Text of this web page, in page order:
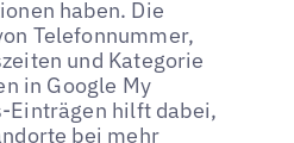
haben. Die
Telefonnummer,
und Kategorie
in Google My
Einträgen hilft dabei,
bei mehr